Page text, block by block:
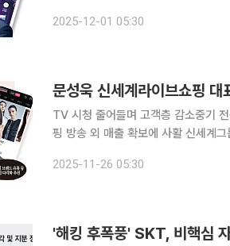
다. 1974년생인 박 대표는 한양대
2025-12-01 05:30
TV 시청 줄어들며 고객층 감소중기
핑 방송 외 매출 확보에 사활 신세계그룹이 최근 단행한 정기임원 인사에서 T커머스(데이터홈쇼핑)
2025-11-26 05:30
'해킹 후폭풍' SKT, 비핵심